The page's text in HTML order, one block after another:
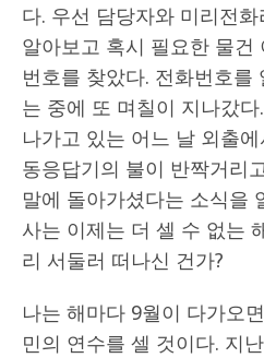
다. 우선 담당자와 미리전
알아보고 혹시 필요한 물건
번호를 찾았다. 전화번호를
는 중에 또 며칠이 지나갔
나가고 있는 어느 날 외출
동응답기의 불이 반짝거리
말에 돌아가셨다는 소식을
사는 이제는 더 셀 수 없는
리 서둘러 떠나신 건가?
나는 해마다 9월이 다가오
민의 연수를 셀 것이다. 지